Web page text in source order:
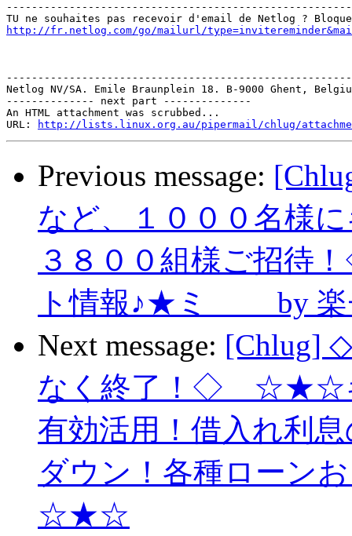
http://fr.netlog.com/go/mailurl/
Netlog NV/SA. Emile Braunplein 18. B-9000 Ghent,
-------------- next part --------------
An HTML attachment was scrubbed...
URL:
http://lists.linux.org.au/pipermail/chlug/
Previous message:
など、１０００名様
３８００組様ご招
ト情報♪★ミ by 楽
Next message: [Chlug]
なく終了！◇ ☆★☆キ
有効活用！借入れ利
ダウン！各種ローン
☆★☆